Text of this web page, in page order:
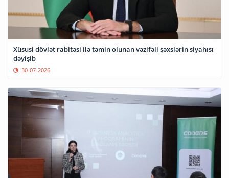
Xüsusi dövlət rabitəsi ilə təmin olunan vəzifəli şəxslərin siyahısı
dəyişib
30-07-2026